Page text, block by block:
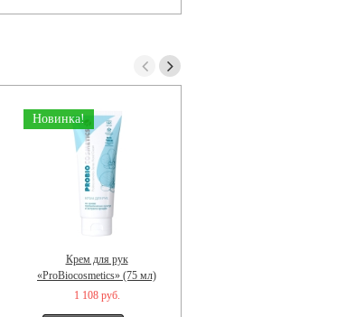
Новинка!
Крем для рук
«ProBiocosmetics» (75 мл)
1 108 руб.